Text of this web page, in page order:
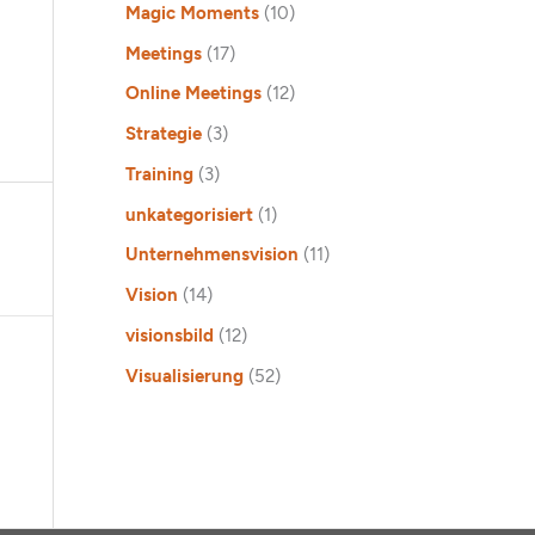
Magic Moments(10)
Meetings(17)
Online Meetings(12)
Strategie(3)
Training(3)
unkategorisiert(1)
Unternehmensvision (11)
Vision (14)
visionsbild (12)
Visualisierung(52)